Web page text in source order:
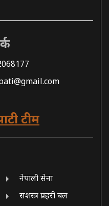
टीम
नेपाली सेना
सशस्त्र प्रहरी बल